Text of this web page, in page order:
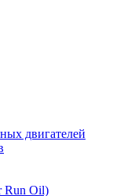
двигателей
Run Oil)